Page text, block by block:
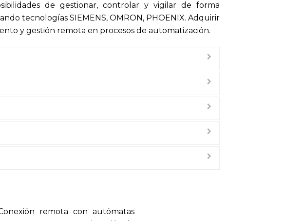
de gestionar, controlar y vigilar de forma
tecnologías SIEMENS, OMRON, PHOENIX. Adquirir
y gestión remota en procesos de automatización.
remota con autómatas